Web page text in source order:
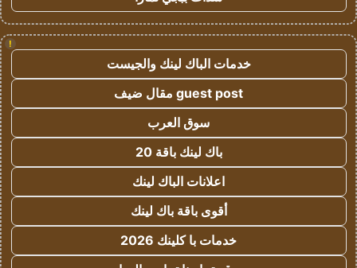
!
خدمات الباك لينك والجيست
guest post مقال ضيف
سوق العرب
باك لينك باقة 20
اعلانات الباك لينك
أقوى باقة باك لينك
خدمات با كلينك 2026